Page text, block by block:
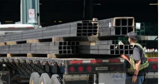
các đường bay nội địa
đảm bảo thích ứng an
soát hiệu quả dịch COVID-